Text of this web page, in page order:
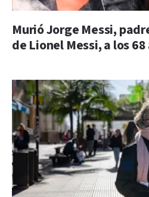
Murió Jorge Messi,
de Lionel Messi, a los 68